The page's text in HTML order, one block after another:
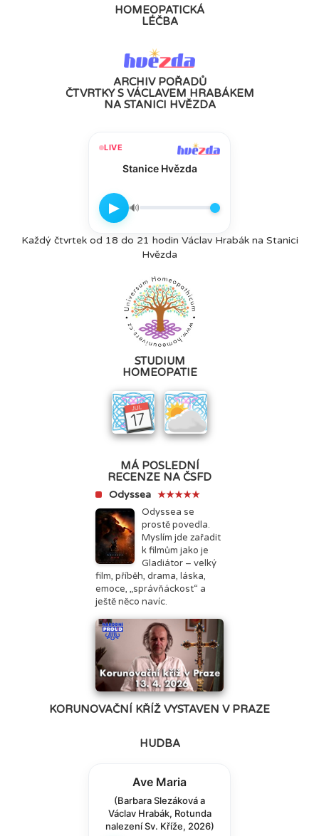
HOMEOPATICKÁ
LÉČBA
ARCHIV POŘADŮ
ČTVRTKY S VÁCLAVEM HRABÁKEM
NA STANICI HVĚZDA
LIVE
Stanice Hvězda
▶ 🔊
Každý čtvrtek od 18 do 21 hodin Václav Hrabák na Stanici
Hvězda
STUDIUM
HOMEOPATIE
MÁ POSLEDNÍ
RECENZE NA ČSFD
Odyssea ★★★★★
Odyssea se
prostě povedla.
Myslím jde zařadit
k filmům jako je
Gladiátor – velký
film, příběh, drama, láska,
emoce, „správňáckost“ a
ještě něco navíc.
KORUNOVAČNÍ KŘÍŽ VYSTAVEN V PRAZE
HUDBA
Ave Maria
(Barbara Slezáková a
Václav Hrabák, Rotunda
nalezení Sv. Kříže, 2026)